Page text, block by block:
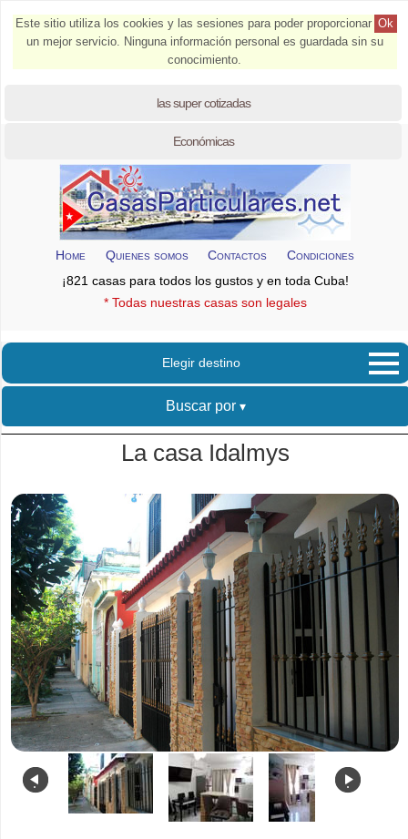
Ok
Este sitio utiliza los cookies y las sesiones para poder proporcionar
un mejor servicio. Ninguna información personal es guardada sin su
conocimiento.
las super cotizadas
Económicas
Home Quienes somos Contactos
Condiciones
¡821 casas para todos los gustos y en toda Cuba!
* Todas nuestras casas son legales
Elegir destino
Buscar por
La casa Idalmys
. .